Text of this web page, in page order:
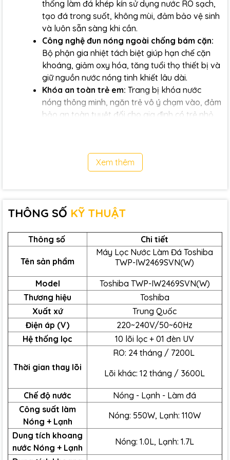
thống làm đá khép kín sử dụng nước RO sạch,
tạo đá trong suốt, không mùi, đảm bảo vệ sinh
và luôn sẵn sàng khi cần.
Công nghệ đun nóng ngoài chống bám cặn:
Bộ phận gia nhiệt tách biệt giúp hạn chế cặn
khoáng, giảm oxy hóa, tăng tuổi thọ thiết bị và
giữ nguồn nước nóng tinh khiết lâu dài.
Khóa an toàn trẻ em: Trang bị khóa nước
nóng thông minh, ngăn trẻ vô ý chạm vào, đảm
bảo an toàn tuyệt đối cho gia đình có trẻ nhỏ.
nước lưu trữ, giúp nước luôn sạch và an toàn
Công nghệ đá khoáng giúp thêm các khoáng
chất có lợi như HCO3-, hỗ trợ tiêu hóa và tăng
cường sức khỏe tổng thể.
Điểm ấn tượng của máy lọc nước làm đá Toshiba TWP-
Xem thêm
THÔNG SỐ KỸ THUẬT
Thông số Chi tiết
Tên sản phẩm
Máy Lọc Nước Làm Đá Toshiba
TWP-IW2469SVN(W)
Model Toshiba TWP-IW2469SVN(W)
Thương hiệu
Toshiba
Xuất xứ
Trung Quốc
Điện áp (V)
220~240V/50~60Hz
Hệ thống lọc
10 lõi lọc + 01 đèn UV
Thời gian thay lõi
RO: 24 tháng / 7200L
Lõi khác: 12 tháng / 3600L
Chế độ nước
Nóng - Lạnh - Làm đá
Công suất làm
Nóng + Lạnh
Nóng: 550W, Lạnh: 110W
Dung tích khoang
nước Nóng + Lạnh
Nóng: 1.0L, Lạnh: 1.7L